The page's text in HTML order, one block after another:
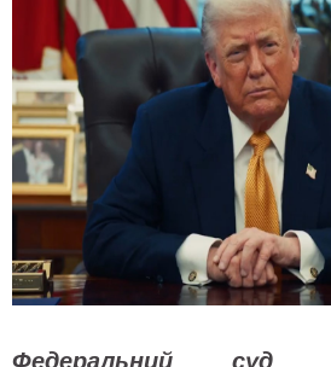
Федеральний суд